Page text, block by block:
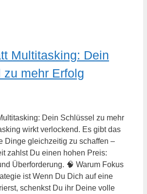
Multitasking: Dein
zu mehr Erfolg
Dein Schlüssel zu mehr
wirkt verlockend. Es gibt das
Dinge gleichzeitig zu schaffen –
zahlst Du einen hohen Preis:
Überforderung. 🧠 Warum Fokus
ist Wenn Du Dich auf eine
schenkst Du ihr Deine volle